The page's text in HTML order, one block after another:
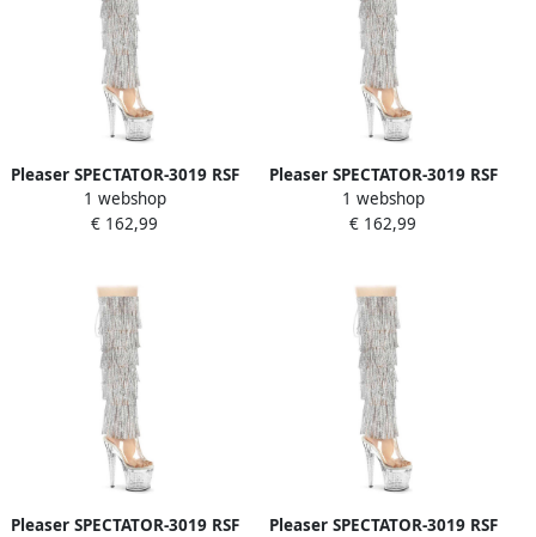
Pleaser SPECTATOR-3019 RSF
Plateau Overknee Laarzen
37 Shoes Zilverkleurig
1 webshop
€ 162,99
Pleaser SPECTATOR-3019 RSF
Plateau Overknee Laarzen
40 Shoes Zilverkleurig
1 webshop
€ 162,99
Pleaser SPECTATOR-3019 RSF
Pleaser SPECTATOR-3019 RSF